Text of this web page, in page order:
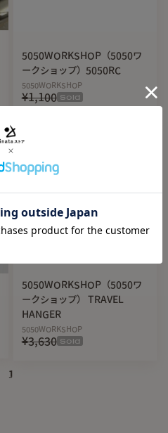
5050WORKSHOP（5050ワ
ークショップ）5050RC
5050WORKSHOP
¥1,100 Sold
5050WORKSHOP（5050ワ
ークショップ） TRAVEL
HANGER
5050WORKSHOP
¥3,630 Sold
1